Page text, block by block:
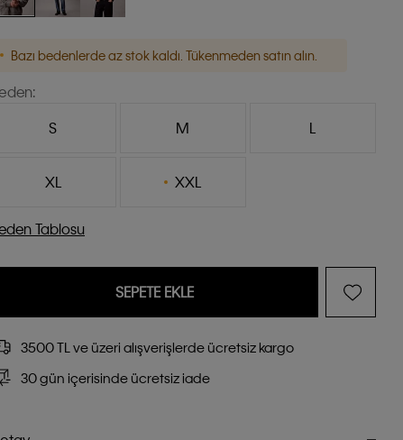
Bazı bedenlerde az stok kaldı. Tükenmeden satın alın.
S
M L
XL XXL
Tablosu
SEPETE EKLE
3500 TL ve üzeri alışverişlerde ücretsiz kargo
30 gün içerisinde ücretsiz iade